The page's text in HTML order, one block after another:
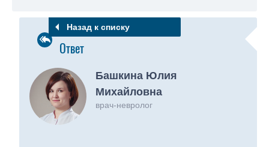
Ответ
Башкина Юлия
Михайловна
врач-невролог
Назад к списку